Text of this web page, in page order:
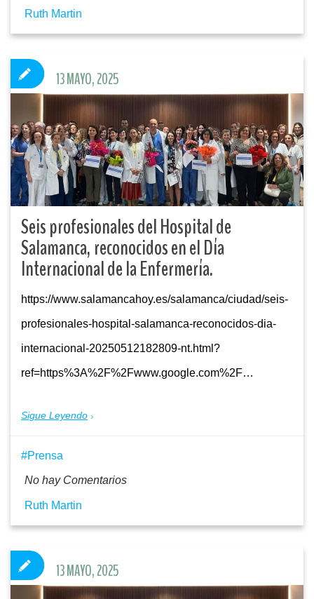
Ruth Martin
Seis profesionales del Hospital de
Salamanca, reconocidos en el Día
Internacional de la Enfermería.
https://www.salamancahoy.es/salamanca/ciudad/seis-
profesionales-hospital-salamanca-reconocidos-dia-
internacional-20250512182809-nt.html?
ref=https%3A%2F%2Fwww.google.com%2F…
Sigue Leyendo
13 MAYO, 2025
Prensa
No hay Comentarios
Ruth Martin
13 MAYO, 2025